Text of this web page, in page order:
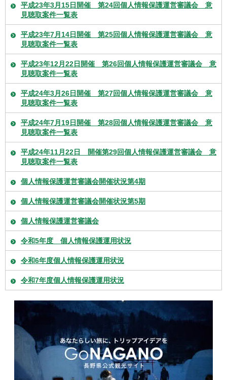
平成23年3月15日開催 第24回個人情報保護運営審議会 意
見聴取案件一覧表
平成23年7月14日開催 第25回個人情報保護運営審議会 意
見聴取案件一覧表
平成23年12月22日開催 第26回個人情報保護運営審議会 意
見聴取案件一覧表
平成24年3月26日開催 第27回個人情報保護運営審議会 意
見聴取案件一覧表
平成24年7月19日開催 第28回個人情報保護運営審議会 意
見聴取案件一覧表
平成24年11月22日 開催第29回個人情報保護運営審議会 意
見聴取案件一覧表
個人情報保護運営審議会開催状況第4期
個人情報保護運営審議会開催状況第5期
個人情報保護運営審議会
令和5年度 個人情報保護運用状況
令和6年度個人情報保護運用状況
令和7年度個人情報保護運用状況